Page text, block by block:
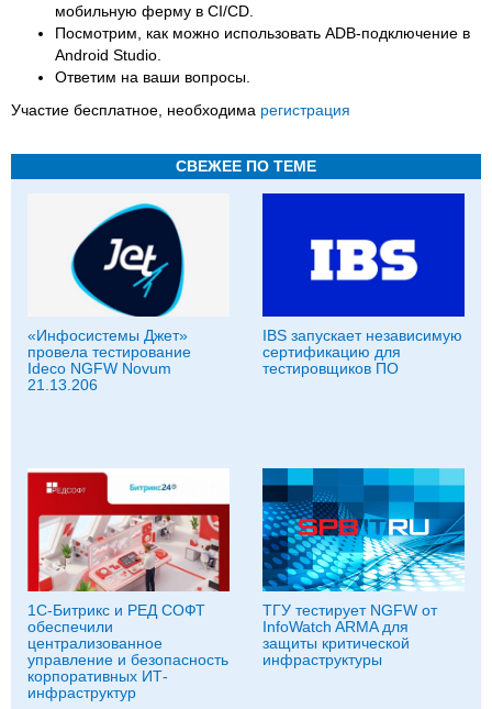
мобильную ферму в CI/CD.
Посмотрим, как можно использовать ADB-подключение в
Android Studio.
Ответим на ваши вопросы.
Участие бесплатное, необходима регистрация
СВЕЖЕЕ ПО ТЕМЕ
«Инфосистемы Джет»
провела тестирование
Ideco NGFW Novum
21.13.206
IBS запускает независимую
сертификацию для
тестировщиков ПО
1С-Битрикс и РЕД СОФТ
обеспечили
централизованное
управление и безопасность
корпоративных ИТ-
инфраструктур
ТГУ тестирует NGFW от
InfoWatch ARMA для
защиты критической
инфраструктуры